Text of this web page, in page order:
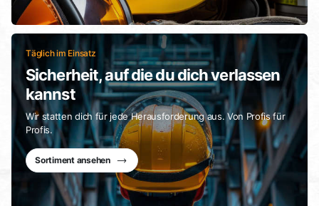
Täglich im Einsatz
Sicherheit, auf die du dich verlassen
kannst
Wir statten dich für jede Herausforderung aus. Von Profis für
Profis.
Sortiment ansehen